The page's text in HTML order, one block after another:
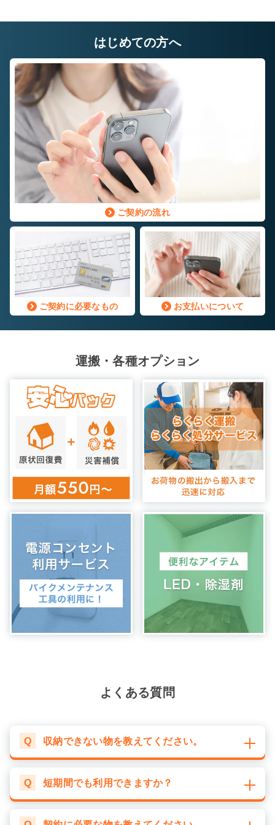
8帖タイプ
幅×奥行×高さ(㎝)
220×580×220
自宅に収納しきれないレジャー用品や季節もの
など様々な用途でご利用いただいております。
はじめての方へ
ご契約の流れ
ご契約に必要なもの お支払いについて
運搬・各種オプション
よくある質問
Q 収納できない物を教えてください。
Q 短期間でも利用できますか？